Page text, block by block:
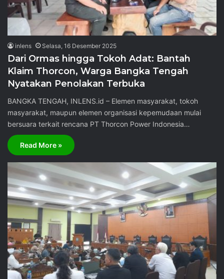
inlens Selasa, 16 Desember 2025
Dari Ormas hingga Tokoh Adat: Bantah
Klaim Thorcon, Warga Bangka Tengah
Nyatakan Penolakan Terbuka
BANGKA TENGAH, INLENS.id – Elemen masyarakat, tokoh
masyarakat, maupun elemen organisasi kepemudaan mulai
bersuara terkait rencana PT Thorcon Power Indonesia…
Read More »